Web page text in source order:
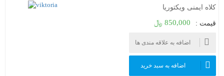
کلاه ایمنی ویکتوریا
قیمت : 850,000 ﷼
اضافه به علاقه مندی ها
اضافه به سبد خرید